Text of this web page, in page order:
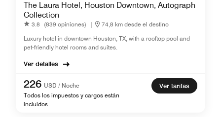
The Laura Hotel, Houston Downtown, Autograph
Collection
3.8 (839 opiniones) |
74,8 km desde el destino
Luxury hotel in downtown Houston, TX, with a rooftop pool and
pet-friendly hotel rooms and suites.
Ver detalles
226 USD / Noche
Todos los impuestos y cargos están
incluidos
Ver tarifas